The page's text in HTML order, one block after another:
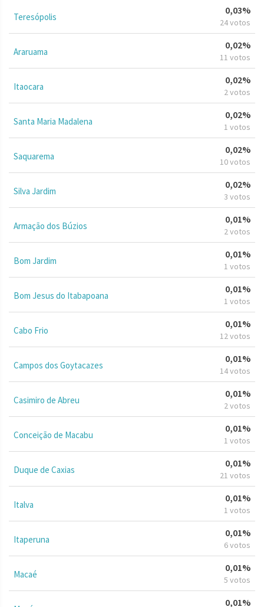
Teresópolis
0,03%
24 votos
Araruama
0,02%
11 votos
Itaocara
0,02%
2 votos
Santa Maria Madalena
0,02%
1 votos
Saquarema
0,02%
10 votos
Silva Jardim
0,02%
3 votos
Armação dos Búzios
0,01%
2 votos
Bom Jardim
0,01%
1 votos
Bom Jesus do Itabapoana
0,01%
1 votos
Cabo Frio
0,01%
12 votos
Campos dos Goytacazes
0,01%
14 votos
Casimiro de Abreu
0,01%
2 votos
Conceição de Macabu
0,01%
1 votos
Duque de Caxias
0,01%
21 votos
Italva
0,01%
1 votos
Itaperuna
0,01%
6 votos
Macaé
0,01%
5 votos
0,01%